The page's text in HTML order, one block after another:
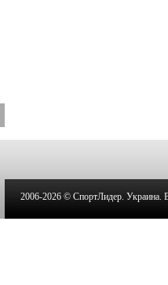
2006-2026 © СпортЛидер. Украина.